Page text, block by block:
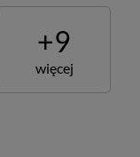
+9
więcej